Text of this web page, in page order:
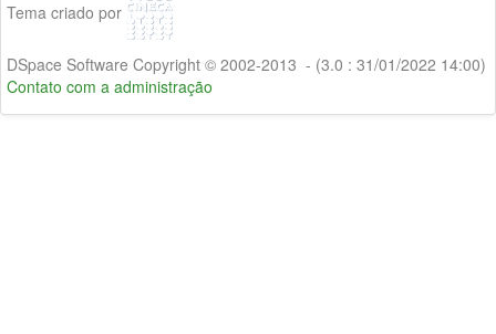
Tema criado por
DSpace Software Copyright © 2002-2013 - (3.0 : 31/01/2022 14:00)
Contato com a administração